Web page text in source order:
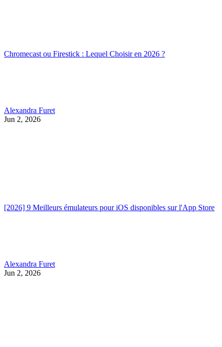
Chromecast ou Firestick : Lequel Choisir en 2026 ?
Alexandra Furet
Jun 2, 2026
[2026] 9 Meilleurs émulateurs pour iOS disponibles sur l'App Store
Alexandra Furet
Jun 2, 2026